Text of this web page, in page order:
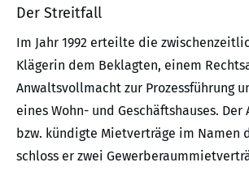
Der Streitfall
Im Jahr 1992 erteilte die
Klägerin dem Beklagten, einem
Anwaltsvollmacht zur Prozessführung
eines Wohn- und Geschäftshauses. Der
bzw. kündigte Mietverträge im Namen
schloss er zwei